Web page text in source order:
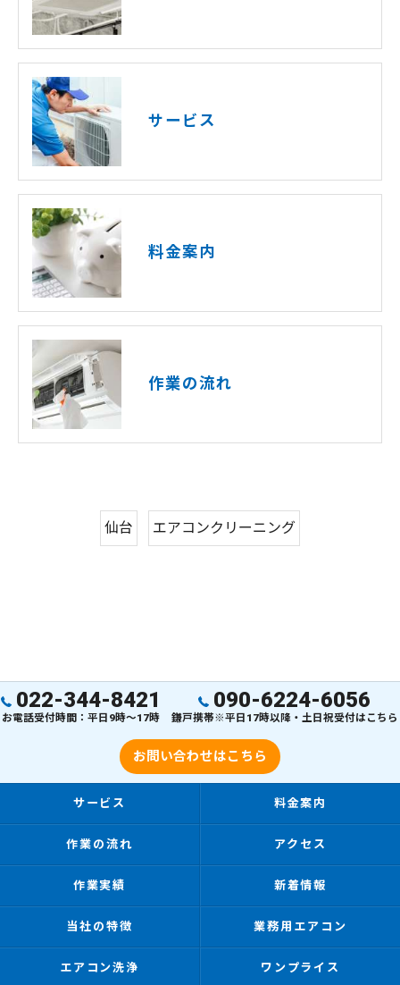
サービス
料金案内
作業の流れ
仙台 エアコンクリーニング
022-344-8421
お電話受付時間：平日9時～17時
090-6224-6056
鎌戸携帯※平日17時以降・土日祝受付はこちら
お問い合わせはこちら
サービス 料金案内
作業の流れ アクセス
作業実績 新着情報
当社の特徴 業務用エアコン
エアコン洗浄 ワンプライス